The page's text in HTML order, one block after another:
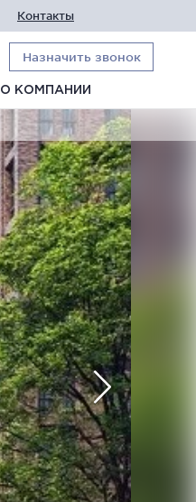
Контакты
Назначить звонок
О КОМПАНИИ